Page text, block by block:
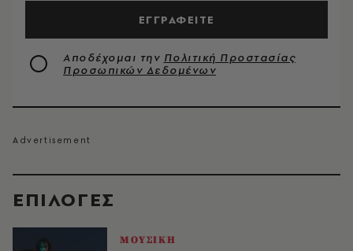
EΠΙΛΟΓΈΣ
ΜΟΥΣΙΚΗ
ΕΓΓΡΑΦΕΙΤΕ
Αποδέχομαι την Πολιτική Προστασίας
Προσωπικών Δεδομένων